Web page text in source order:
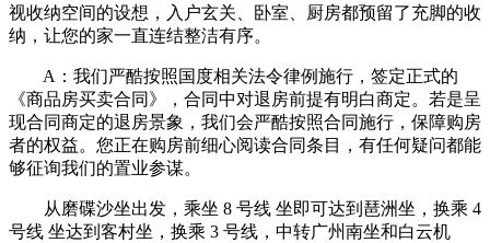
视收纳空间的设想，入户玄关、卧室、厨房都预留了充脚的收
纳，让您的家一直连结整洁有序。
A：我们严酷按照国度相关法令律例施行，签定正式的
《商品房买卖合同》，合同中对退房前提有明白商定。若是呈
现合同商定的退房景象，我们会严酷按照合同施行，保障购房
者的权益。您正在购房前细心阅读合同条目，有任何疑问都能
够征询我们的置业参谋。
从磨碟沙坐出发，乘坐 8 号线 坐即可达到琶洲坐，换乘 4
号线 坐达到客村坐，换乘 3 号线，中转广州南坐和白云机